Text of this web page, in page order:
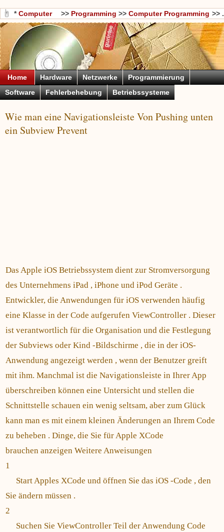
*Computer
Wissen
>> Programming >>Computer Programming
Languages
>> .
Home Hardware Netzwerke
Programmierung
Software
Fehlerbehebung Betriebssysteme
Wie man eine Navigationsleiste Von Pushing unten
ein Subview Prevent
Das Apple iOS Betriebssystem dient zur Stromversorgung
des Unternehmens iPad , iPhone und iPod Geräte .
Entwickler, die Anwendungen für iOS verwenden häufig
eine Klasse in der Code aufgerufen ViewController . Dieser
ist verantwortlich für die Organisation und die Festlegung
der Subviews oder Kind -Bildschirme , die in der iOS-
Anwendung angezeigt werden , wenn der Benutzer greift
mit ihm. Manchmal ist die Navigationsleiste in Ihrer App
überschreiben können eine Untersicht und stellen die
Schnittstelle schauen ein wenig seltsam, aber zum Glück
kann man es mit einem kleinen Änderungen an Ihrem Code
zu beheben . Dinge, die Sie für Apple XCode
brauchen anzeigen Weitere Anweisungen
1
Start Apples XCode und öffnen Sie das iOS -Code , den
Sie ändern müssen .
2
Suchen Sie ViewController Teil der Anwendung Code